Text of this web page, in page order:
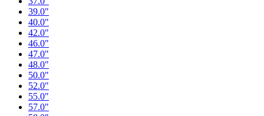
39.0"
40.0"
42.0"
46.0"
47.0"
48.0"
50.0"
52.0"
55.0"
57.0"